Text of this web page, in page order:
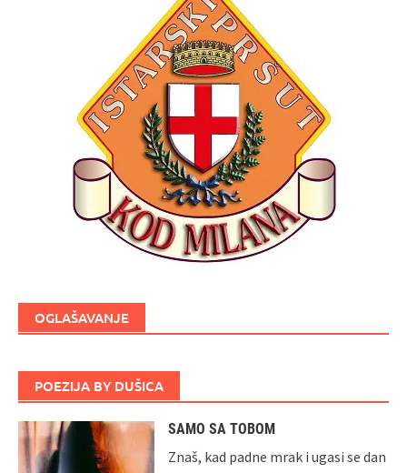
OGLAŠAVANJE
POEZIJA BY DUŠICA
SAMO SA TOBOM
Znaš, kad padne mrak i ugasi se dan